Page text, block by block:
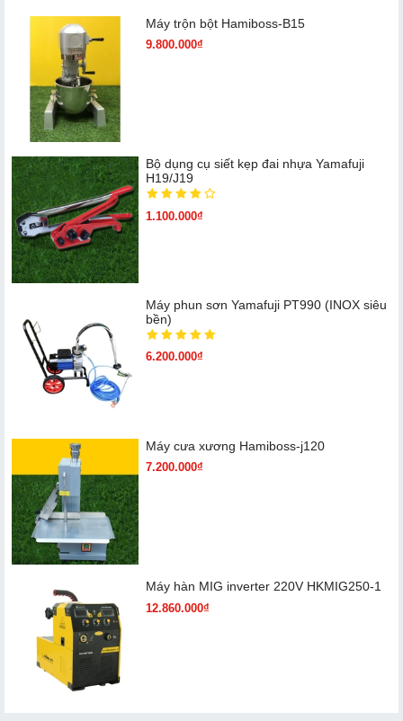
Máy trộn bột Hamiboss-B15
9.800.000₫
Bộ dụng cụ siết kẹp đai nhựa Yamafuji
H19/J19
1.100.000₫
Máy phun sơn Yamafuji PT990 (INOX siêu
bền)
6.200.000₫
Máy cưa xương Hamiboss-j120
7.200.000₫
Máy hàn MIG inverter 220V HKMIG250-1
12.860.000₫